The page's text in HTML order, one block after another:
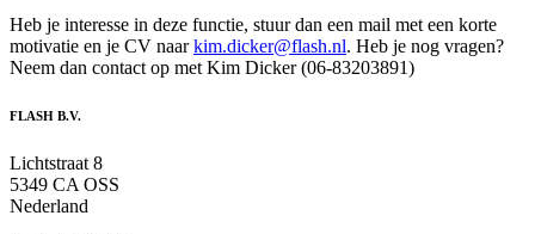
Heb je interesse in deze functie, stuur dan een mail met een korte
motivatie en je CV naarkim.dicker@flash.nl. Heb je nog vragen?
Neem dan contact op met Kim Dicker (06-83203891)
FLASH B.V.
Lichtstraat 8
5349 CA OSS
Nederland